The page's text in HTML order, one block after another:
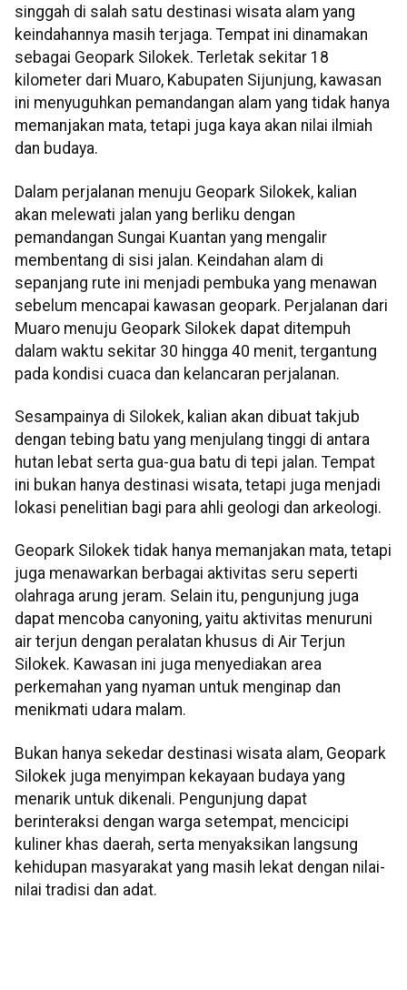
singgah di salah satu destinasi wisata alam yang
keindahannya masih terjaga. Tempat ini dinamakan
sebagai Geopark Silokek. Terletak sekitar 18
kilometer dari Muaro, Kabupaten Sijunjung, kawasan
ini menyuguhkan pemandangan alam yang tidak hanya
memanjakan mata, tetapi juga kaya akan nilai ilmiah
dan budaya.
Dalam perjalanan menuju Geopark Silokek, kalian
akan melewati jalan yang berliku dengan
pemandangan Sungai Kuantan yang mengalir
membentang di sisi jalan. Keindahan alam di
sepanjang rute ini menjadi pembuka yang menawan
sebelum mencapai kawasan geopark. Perjalanan dari
Muaro menuju Geopark Silokek dapat ditempuh
dalam waktu sekitar 30 hingga 40 menit, tergantung
pada kondisi cuaca dan kelancaran perjalanan.
Sesampainya di Silokek, kalian akan dibuat takjub
dengan tebing batu yang menjulang tinggi di antara
hutan lebat serta gua-gua batu di tepi jalan. Tempat
ini bukan hanya destinasi wisata, tetapi juga menjadi
lokasi penelitian bagi para ahli geologi dan arkeologi.
Geopark Silokek tidak hanya memanjakan mata, tetapi
juga menawarkan berbagai aktivitas seru seperti
olahraga arung jeram. Selain itu, pengunjung juga
dapat mencoba canyoning, yaitu aktivitas menuruni
air terjun dengan peralatan khusus di Air Terjun
Silokek. Kawasan ini juga menyediakan area
perkemahan yang nyaman untuk menginap dan
menikmati udara malam.
Bukan hanya sekedar destinasi wisata alam, Geopark
Silokek juga menyimpan kekayaan budaya yang
menarik untuk dikenali. Pengunjung dapat
berinteraksi dengan warga setempat, mencicipi
kuliner khas daerah, serta menyaksikan langsung
kehidupan masyarakat yang masih lekat dengan nilai-
nilai tradisi dan adat.